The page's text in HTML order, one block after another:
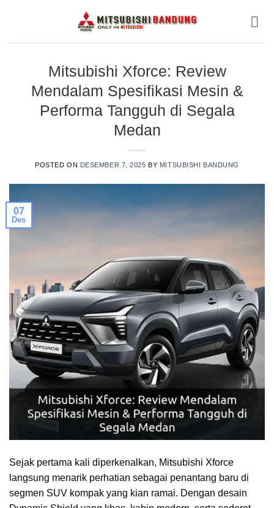
Mitsubishi Xforce: Review
Mendalam Spesifikasi Mesin &
Performa Tangguh di Segala
Medan
POSTED ON DESEMBER 7, 2025 BY MITSUBISHI BANDUNG
07
Des
Sejak pertama kali diperkenalkan, Mitsubishi Xforce
langsung menarik perhatian sebagai penantang baru di
segmen SUV kompak yang kian ramai. Dengan desain